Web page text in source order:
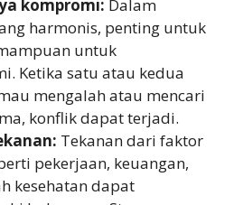
kompromi: Dalam
harmonis, penting untuk
untuk
Ketika satu atau kedua
mengalah atau mencari
konflik dapat terjadi.
Tekanan dari faktor
pekerjaan, keuangan,
kesehatan dapat